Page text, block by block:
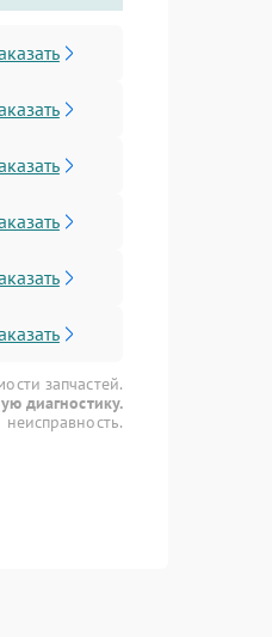
запчастей.
диагностику.